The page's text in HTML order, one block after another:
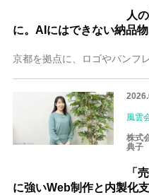
人
に。AIにはできない納品
風雲
株式
典子
「
に強いWeb制作と内製化